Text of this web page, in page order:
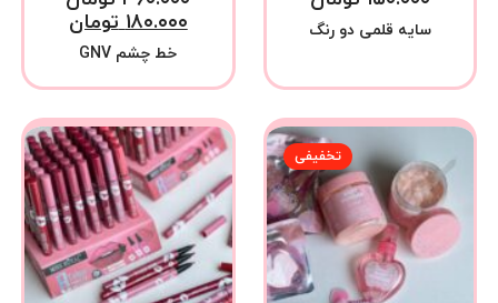
سایه قلمی دو رنگ
۱۸۰.۰۰۰ تومان
خط چشم GNV
تخفیفی